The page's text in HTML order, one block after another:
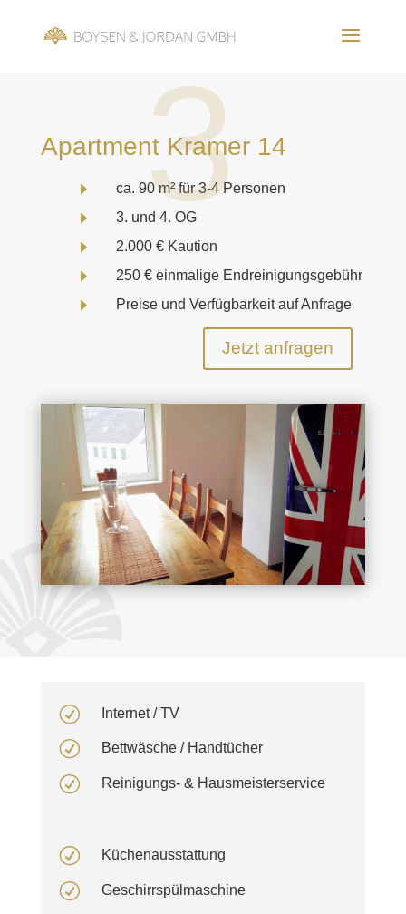
3
Apartment Kramer 14
E ca. 90 m² für 3-4 Personen
E 3. und 4. OG
E 2.000 € Kaution
E 250 € einmalige Endreinigungsgebühr
E Preise und Verfügbarkeit auf Anfrage
Jetzt anfragen
R Internet / TV
R Bettwäsche / Handtücher
R Reinigungs- & Hausmeisterservice
R Küchenausstattung
R Geschirrspülmaschine